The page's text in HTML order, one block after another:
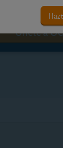
Únete a